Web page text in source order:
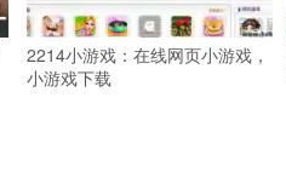
2214小游戏：在线网页小游戏，
小游戏下载